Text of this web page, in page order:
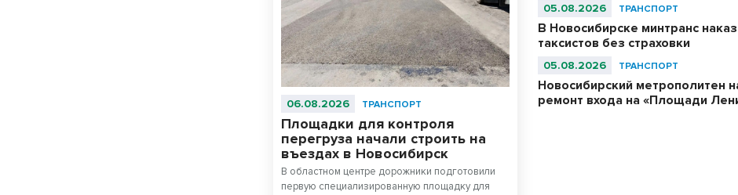
06.08.2026 ТРАНСПОРТ
Площадки для контроля
перегруза начали строить на
въездах в Новосибирск
В областном центре дорожники подготовили
первую специализированную площадку для
05.08.2026 ТРАНСПОРТ
В Новосибирске минтранс
таксистов без страховки
05.08.2026 ТРАНСПОРТ
Новосибирский метрополитен
ремонт входа на «Площади